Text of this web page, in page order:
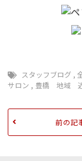
スタッフブログ ,
サロン , 豊橋 地域
前の記